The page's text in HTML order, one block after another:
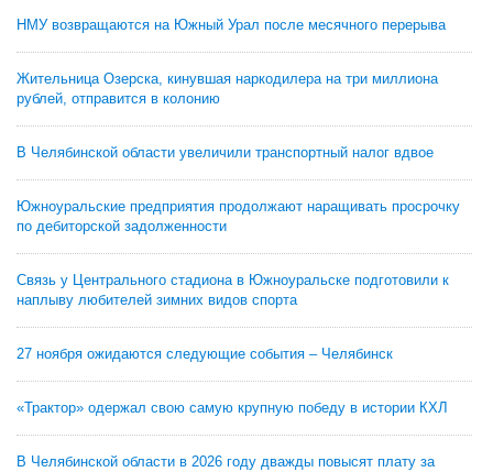
НМУ возвращаются на Южный Урал после месячного перерыва
Жительница Озерска, кинувшая наркодилера на три миллиона
рублей, отправится в колонию
В Челябинской области увеличили транспортный налог вдвое
Южноуральские предприятия продолжают наращивать просрочку
по дебиторской задолженности
Связь у Центрального стадиона в Южноуральске подготовили к
наплыву любителей зимних видов спорта
27 ноября ожидаются следующие события – Челябинск
«Трактор» одержал свою самую крупную победу в истории КХЛ
В Челябинской области в 2026 году дважды повысят плату за